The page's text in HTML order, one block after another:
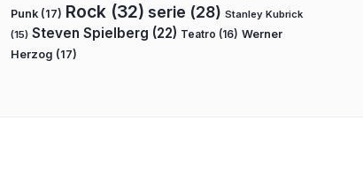
Punk (17) Rock (32) serie (28) Stanley Kubrick
(15) Steven Spielberg (22) Teatro (16) Werner
Herzog (17)